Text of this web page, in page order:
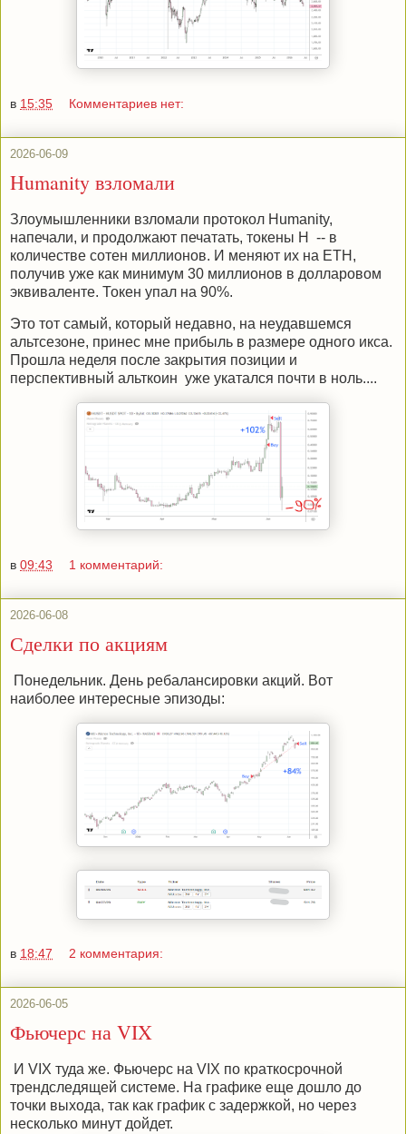
в 15:35 Комментариев нет:
2026-06-09
Humanity взломали
Злоумышленники взломали протокол Humanity,
напечали, и продолжают печатать, токены H -- в
количестве сотен миллионов. И меняют их на ETH,
получив уже как минимум 30 миллионов в долларовом
эквиваленте. Токен упал на 90%.
Это тот самый, который недавно, на неудавшемся
альтсезоне, принес мне прибыль в размере одного икса.
Прошла неделя после закрытия позиции и
перспективный альткоин уже укатался почти в ноль....
в 09:43 1 комментарий:
2026-06-08
Сделки по акциям
Понедельник. День ребалансировки акций. Вот
наиболее интересные эпизоды:
в 18:47 2 комментария:
2026-06-05
Фьючерс на VIX
И VIX туда же. Фьючерс на VIX по краткосрочной
трендследящей системе. На графике еще дошло до
точки выхода, так как график с задержкой, но через
несколько минут дойдет.